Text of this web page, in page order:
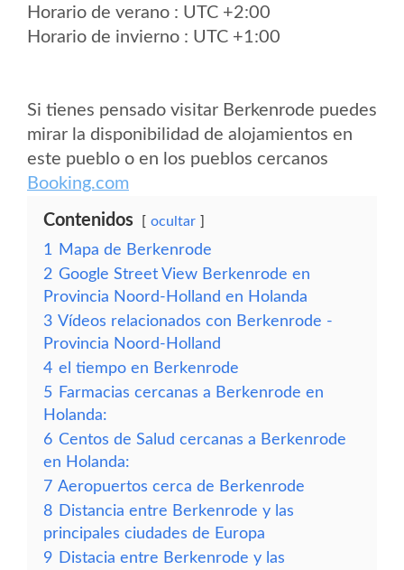
Horario de verano : UTC +2:00
Horario de invierno : UTC +1:00
Si tienes pensado visitar Berkenrode puedes
mirar la disponibilidad de alojamientos en
este pueblo o en los pueblos cercanos
Booking.com
Contenidos ocultar
1
Mapa de Berkenrode
2 Google Street View Berkenrode en
Provincia Noord-Holland en Holanda
3 Vídeos relacionados con Berkenrode -
Provincia Noord-Holland
4 el tiempo en Berkenrode
5 Farmacias cercanas a Berkenrode en
Holanda:
6 Centos de Salud cercanas a Berkenrode
en Holanda:
7 Aeropuertos cerca de Berkenrode
8 Distancia entre Berkenrode y las
principales ciudades de Europa
9 Distacia entre Berkenrode y las